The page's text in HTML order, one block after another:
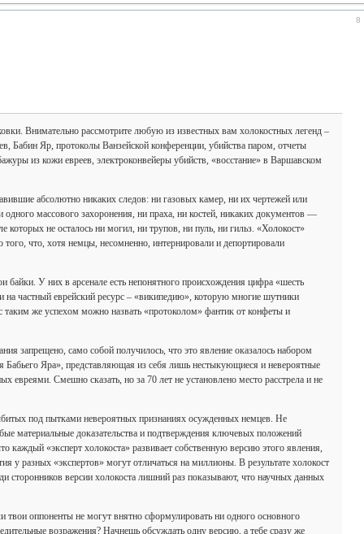
8
Внимательно рассмотрите любую из известных вам холокостных легенд –
Бабин Яр, протоколы Ванзейской конференции, убийства паром, отчеты
из кожи евреев, электроконвейеры убийств, «восстание» в Варшавском
абсолютно никаких следов: ни газовых камер, ни их чертежей или
массового захоронения, ни праха, ни костей, никаких документов —
которых не осталось ни могил, ни трупов, ни пуль, ни гильз. «Холокост»
что, хотя немцы, несомненно, интернировали и депортировали
У них в арсенале есть непонятного происхождения цифра «шесть
частный еврейский ресурс – «википедию», которую многие шутники
же успехом можно назвать «протоколом» фантик от конфеты и
запрещено, само собой получилось, что это явление оказалось набором
Яра», представляющая из себя лишь нестыкующиеся и невероятные
Смешно сказать, но за 70 лет не установлено место расстрела и не
под пытками невероятных признаниях осужденных немцев. Не
материальные доказательства и подтверждения ключевых положений
«эксперт холокоста» развивает собственную версию этого явления,
у разных «экспертов» могут отличаться на миллионы. В результате холокост
версии холокоста лишний раз показывают, что научных данных
твои оппоненты не могут внятно сформулировать ни одного основного
возражения? Начнешь обсуждать одну версию, а тебе сразу же